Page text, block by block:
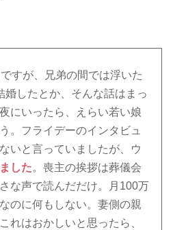
すが、兄弟の間では浮いた
婚したとか、そんな話はまっ
にいったら、えらい若い娘
。フライデーのインタビュ
いと言っていましたが、ウ
した。喪主の挨拶は葬儀会
な声で読んだだけ。月100万
のに何もしない。妻側の親
れはおかしいと思ったら、